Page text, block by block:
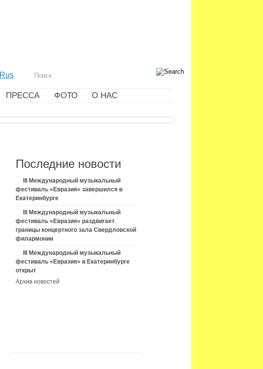
Rus
ПРЕССА ФОТО О НАС
Последние новости
III Международный музыкальный
фестиваль «Евразия» завершился в
Екатеринбурге
III Международный музыкальный
фестиваль «Евразия» раздвигает
границы концертного зала Свердловской
филармонии
III Международный музыкальный
фестиваль «Евразия» в Екатеринбурге
открыт
Архив новостей